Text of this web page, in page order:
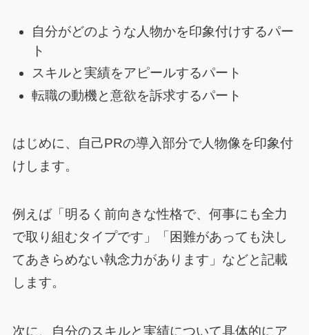
自分がどのような人物かを印象付けするパー
ト
スキルと実績をアピールするパート
転職の動機と意欲を訴求するパート
はじめに、自己PRの導入部分で人物像を印象付
けします。
例えば「明るく前向きな性格で、何事にも全力
で取り組むタイプです」「困難があっても決し
てあきらめない執念力があります」などと記載
します。
次に、自分のスキルと実績について具体的にア